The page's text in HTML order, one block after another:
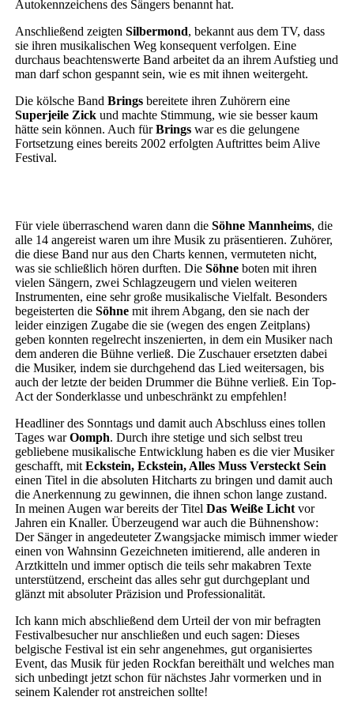
Autokennzeichens des Sängers benannt hat.
Anschließend zeigten Silbermond, bekannt aus dem TV, dass
sie ihren musikalischen Weg konsequent verfolgen. Eine
durchaus beachtenswerte Band arbeitet da an ihrem Aufstieg und
man darf schon gespannt sein, wie es mit ihnen weitergeht.
Die kölsche Band Bringsbereitete ihren Zuhörern eine
Superjeile Zickund machte Stimmung, wie sie besser kaum
hätte sein können. Auch fürBringswar es die gelungene
Fortsetzung eines bereits 2002 erfolgten Auftrittes beim Alive
Festival.
Für viele überraschend waren dann die Söhne Mannheims, die
alle 14 angereist waren um ihre Musik zu präsentieren. Zuhörer,
die diese Band nur aus den Charts kennen, vermuteten nicht,
was sie schließlich hören durften. Die Söhneboten mit ihren
vielen Sängern, zwei Schlagzeugern und vielen weiteren
Instrumenten, eine sehr große musikalische Vielfalt. Besonders
begeisterten die Söhnemit ihrem Abgang, den sie nach der
leider einzigen Zugabe die sie (wegen des engen Zeitplans)
geben konnten regelrecht inszenierten, in dem ein Musiker nach
dem anderen die Bühne verließ. Die Zuschauer ersetzten dabei
die Musiker, indem sie durchgehend das Lied weitersagen, bis
auch der letzte der beiden Drummer die Bühne verließ. Ein Top-
Act der Sonderklasse und unbeschränkt zu empfehlen!
Headliner des Sonntags und damit auch Abschluss eines tollen
Tages warOomph. Durch ihre stetige und sich selbst treu
gebliebene musikalische Entwicklung haben es die vier Musiker
geschafft, mit Eckstein, Eckstein, Alles Muss Versteckt Sein
einen Titel in die absoluten Hitcharts zu bringen und damit auch
die Anerkennung zu gewinnen, die ihnen schon lange zustand.
In meinen Augen war bereits der Titel Das Weiße Lichtvor
Jahren ein Knaller. Überzeugend war auch die Bühnenshow:
Der Sänger in angedeuteter Zwangsjacke mimisch immer wieder
einen von Wahnsinn Gezeichneten imitierend, alle anderen in
Arztkitteln und immer optisch die teils sehr makabren Texte
unterstützend, erscheint das alles sehr gut durchgeplant und
glänzt mit absoluter Präzision und Professionalität.
Ich kann mich abschließend dem Urteil der von mir befragten
Festivalbesucher nur anschließen und euch sagen: Dieses
belgische Festival ist ein sehr angenehmes, gut organisiertes
Event, das Musik für jeden Rockfan bereithält und welches man
sich unbedingt jetzt schon für nächstes Jahr vormerken und in
seinem Kalender rot anstreichen sollte!